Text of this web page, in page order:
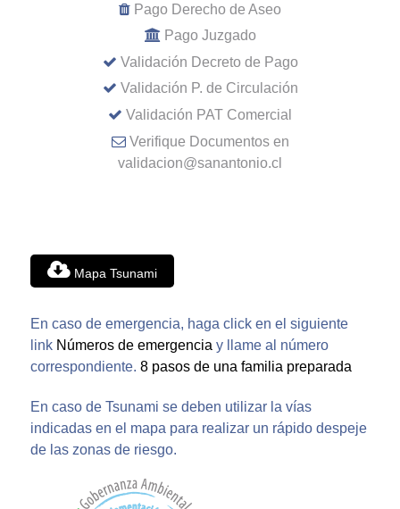
Pago Derecho de Aseo
Pago Juzgado
Validación Decreto de Pago
Validación P. de Circulación
Validación PAT Comercial
Verifique Documentos en
validacion@sanantonio.cl
Mapa Tsunami
En caso de emergencia, haga click en el siguiente
link Números de emergencia y llame al número
correspondiente. 8 pasos de una familia preparada
En caso de Tsunami se deben utilizar la vías
indicadas en el mapa para realizar un rápido despeje
de las zonas de riesgo.